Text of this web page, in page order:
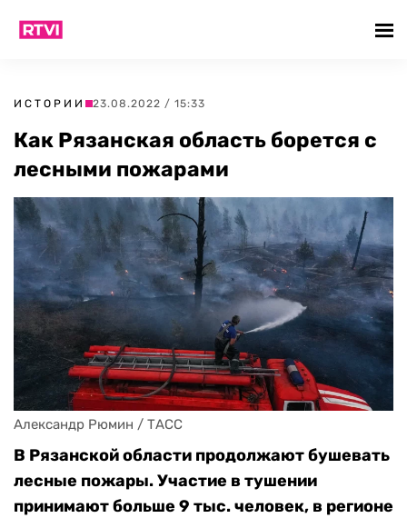
ИСТОРИИ 23.08.2022 / 15:33
Как Рязанская область борется с
лесными пожарами
Александр Рюмин / ТАСС
В Рязанской области продолжают бушевать
лесные пожары. Участие в тушении
принимают больше 9 тыс. человек, в регионе